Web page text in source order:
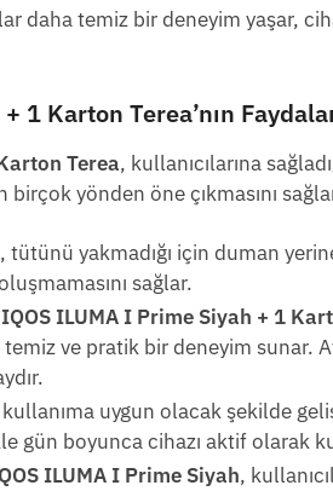
daha temiz bir deneyim yaşar,
1 Karton Terea’nın
Terea, kullanıcılarına
birçok yönden öne çıkmasını
tütünü yakmadığı için duman
sağlar.
IQOS ILUMA I Prime Siyah + 1
ve pratik bir deneyim sunar.
uygun olacak şekilde
gün boyunca cihazı aktif olarak
ILUMA I Prime Siyah,